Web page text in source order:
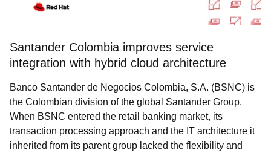
Santander Colombia improves service
integration with hybrid cloud architecture
Banco Santander de Negocios Colombia, S.A. (BSNC) is
the Colombian division of the global Santander Group.
When BSNC entered the retail banking market, its
transaction processing approach and the IT architecture it
inherited from its parent group lacked the flexibility and